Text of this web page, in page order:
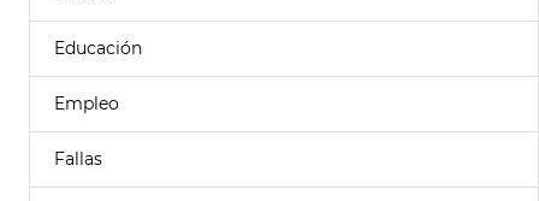
Educación
Empleo
Fallas